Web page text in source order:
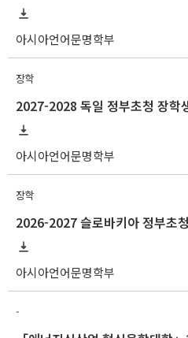
아시아언어문명학부
장학
2027-2028 독일 정부초청 장학
아시아언어문명학부
장학
2026-2027 슬로바키아 정부초
아시아언어문명학부
-